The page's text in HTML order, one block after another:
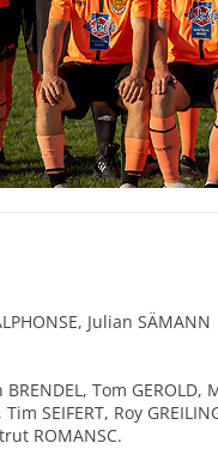
Julian SÄMANN
Tom
Tim SEIFERT, Roy
ROMANSC.